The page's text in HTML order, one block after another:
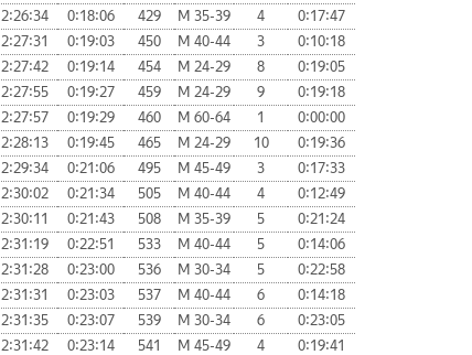
2:26:34 0:18:06 429 М 35-39 4
0:17:47
2:27:31 0:19:03 450 М 40-44 3
0:10:18
2:27:42 0:19:14 454 М 24-29 8
0:19:05
2:27:55 0:19:27 459 М 24-29 9
0:19:18
2:27:57 0:19:29 460 М 60-64 1
0:00:00
2:28:13 0:19:45 465 М 24-29 10
0:19:36
2:29:34 0:21:06 495 М 45-49 3
0:17:33
2:30:02 0:21:34 505 М 40-44 4
0:12:49
2:30:11 0:21:43 508 М 35-39 5
0:21:24
2:31:19 0:22:51 533 М 40-44 5
0:14:06
2:31:28 0:23:00 536 М 30-34 5
0:22:58
2:31:31 0:23:03 537 М 40-44 6
0:14:18
2:31:35 0:23:07 539 М 30-34 6
0:23:05
2:31:42 0:23:14 541 М 45-49 4
0:19:41